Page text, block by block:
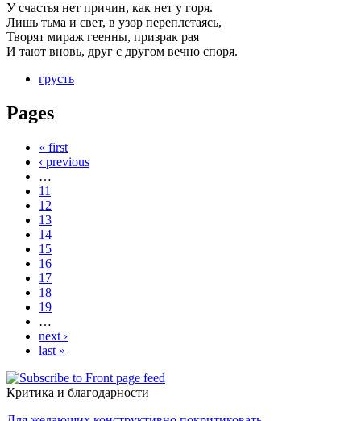
У счастья нет причин, как нет у горя.
Лишь тьма и свет, в узор переплетаясь,
Творят мираж геенны, призрак рая
И тают вновь, друг с другом вечно споря.
грусть
Pages
« first
‹ previous
…
11
12
13
14
15
16
17
18
19
…
next ›
last »
Критика и благодарности